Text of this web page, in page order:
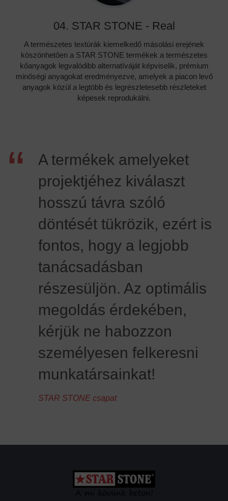
04. STAR STONE - Real
A természetes textúrák kiemelkedő másolási erejének
köszönhetően a STAR STONE termékek a természetes
kőanyagok legvalódibb alternatíváját képviselik, prémium
minőségi anyagokat eredményezve, amelyek a piacon levő
anyagok közül a legtöbb és legrészletesebb részleteket
képesek reprodukálni.
“
A termékek amelyeket
projektjéhez kiválaszt
hosszú távra szóló
döntését tükrözik, ezért is
fontos, hogy a legjobb
tanácsadásban
részesüljön. Az optimális
megoldás érdekében,
kérjük ne habozzon
személyesen felkeresni
munkatársainkat!
STAR STONE csapat